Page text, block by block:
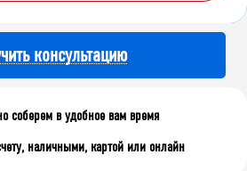
консультацию
соберем в удобное вам время
наличными, картой или онлайн